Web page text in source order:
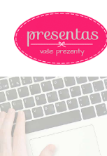
obsah